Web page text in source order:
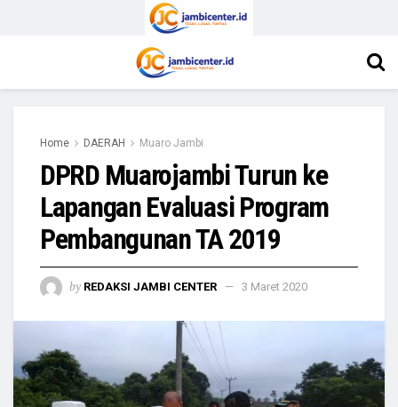
Home DAERAH Muaro Jambi
DPRD Muarojambi Turun ke
Lapangan Evaluasi Program
Pembangunan TA 2019
by REDAKSI JAMBI CENTER 3 Maret 2020